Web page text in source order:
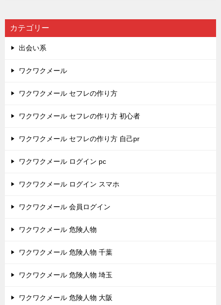
カテゴリー
出会い系
ワクワクメール
ワクワクメール セフレの作り方
ワクワクメール セフレの作り方 初心者
ワクワクメール セフレの作り方 自己pr
ワクワクメール ログイン pc
ワクワクメール ログイン スマホ
ワクワクメール 会員ログイン
ワクワクメール 危険人物
ワクワクメール 危険人物 千葉
ワクワクメール 危険人物 埼玉
ワクワクメール 危険人物 大阪